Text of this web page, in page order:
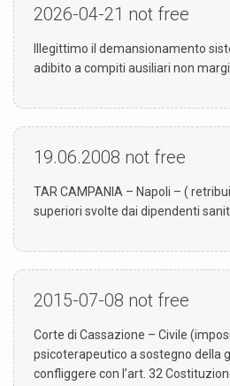
2026-04-21 not free
Illegittimo il demansionamento
adibito a compiti ausiliari non
19.06.2008 not free
TAR CAMPANIA – Napoli – (
superiori svolte dai dipendenti
2015-07-08 not free
Corte di Cassazione – Civile
psicoterapeutico a sostegno della
confliggere con l’art. 32